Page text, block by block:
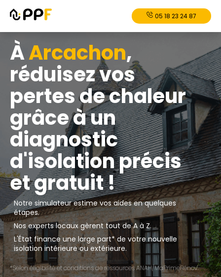
05 18 23 24 87
ÀArcachon,
réduisez vos
pertes de chaleur
grâce à un
diagnostic
d'isolation précis
et gratuit !
Notre simulateur estime vos aides en quelques
étapes.
Nos experts locaux gèrent tout de A à Z.
L'État finance une large part* de votre nouvelle
isolation intérieure ou extérieure.
*Selon éligibilité et conditions de ressources ANAH/MaPrimeRénov'.